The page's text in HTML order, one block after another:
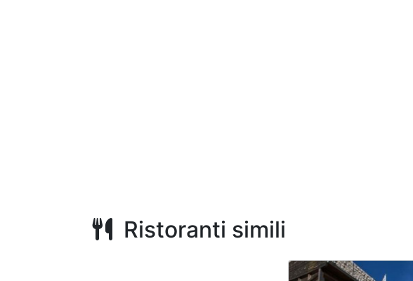
Ristoranti simili